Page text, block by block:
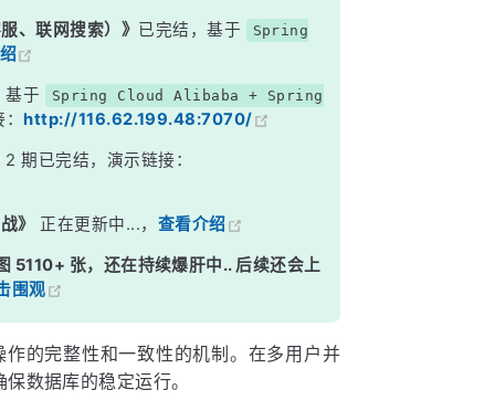
、联网搜索）》 已完结，基于 Spring
于 Spring Cloud Alibaba + Spring
：http://116.62.199.48:7070/
2 期已完结，演示链接：
》 正在更新中...， 查看介绍
5110+ 张，还在持续爆肝中.. 后续还会上
围观
的完整性和一致性的机制。在多用户并
数据库的稳定运行。